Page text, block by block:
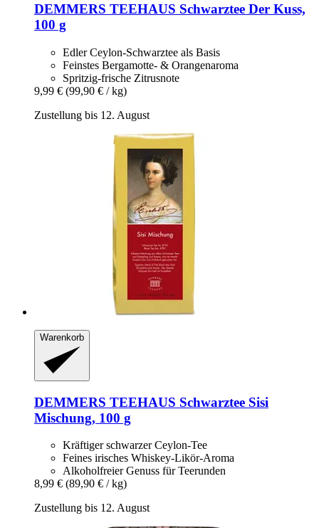
DEMMERS TEEHAUS Schwarztee Der Kuss,
100 g
Edler Ceylon-Schwarztee als Basis
Feinstes Bergamotte- & Orangenaroma
Spritzig-frische Zitrusnote
9,99 € (99,90 € / kg)
Zustellung bis 12. August
Warenkorb
DEMMERS TEEHAUS Schwarztee Sisi
Mischung, 100 g
Kräftiger schwarzer Ceylon-Tee
Feines irisches Whiskey-Likör-Aroma
Alkoholfreier Genuss für Teerunden
8,99 € (89,90 € / kg)
Zustellung bis 12. August